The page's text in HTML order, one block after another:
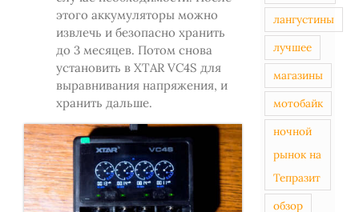
этого аккумуляторы можно
извлечь и безопасно хранить
до 3 месяцев. Потом снова
установить в XTAR VC4S для
выравнивания напряжения, и
хранить дальше.
лангустины
лучшее
магазины
мотобайк
ночной
рынок на
Тепразит
обзор